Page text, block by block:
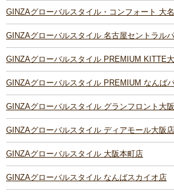
GINZAグローバルスタイル・コンフォート 大
GINZAグローバルスタイル 名古屋セントラル
GINZAグローバルスタイル PREMIUM KITTE
GINZAグローバルスタイル PREMIUM なんば
GINZAグローバルスタイル グランフロント大
GINZAグローバルスタイル ディアモール大阪店
GINZAグローバルスタイル 大阪本町店
GINZAグローバルスタイル なんばスカイオ店